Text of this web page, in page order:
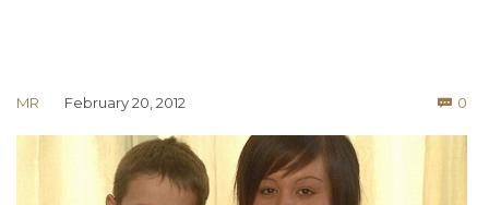
MR February 20, 2012  0